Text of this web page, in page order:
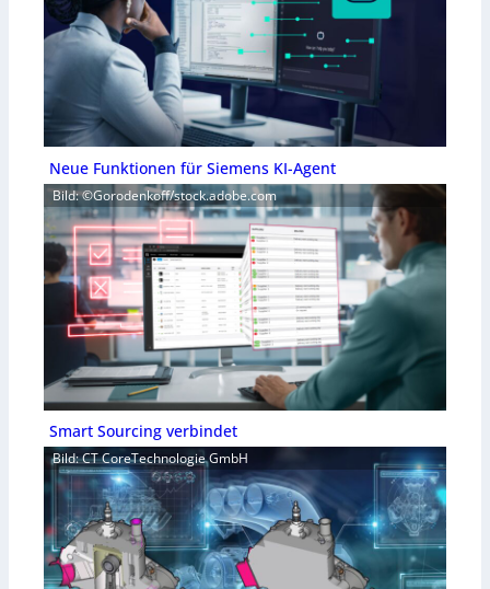
Neue Funktionen für Siemens KI-Agent
Bild: ©Gorodenkoff/stock.adobe.com
Smart Sourcing verbindet
Bild: CT CoreTechnologie GmbH